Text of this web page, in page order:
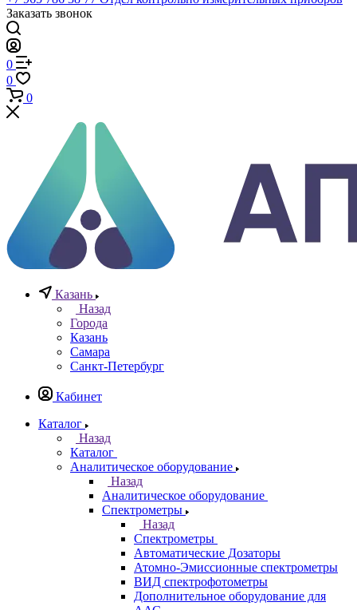
Телефоны
+7 (812) 640-40-13
8 800 777 20 78
Отдел неразрушающего контроля
+7 965 786 38 77
Отдел контрольно измерительных приборов
Заказать звонок
0
Казань
Назад
Города
Казань
Самара
Санкт-Петербург